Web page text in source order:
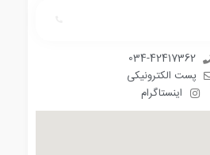
034-42417362
پست الکترونیکی
اینستاگرام